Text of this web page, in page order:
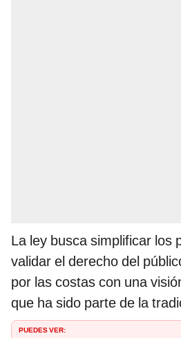
La ley busca simplificar los
validar el derecho del
por las costas con una
que ha sido parte de la
PUEDES VER: